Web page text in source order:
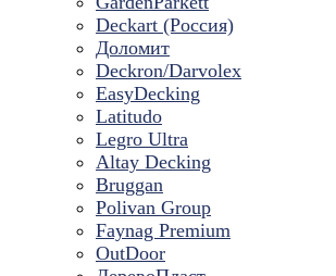
Deckart (Россия)
Доломит
Deckron/Darvolex
EasyDecking
Latitudo
Legro Ultra
Altay Decking
Bruggan
Polivan Group
Faynag Premium
OutDoor